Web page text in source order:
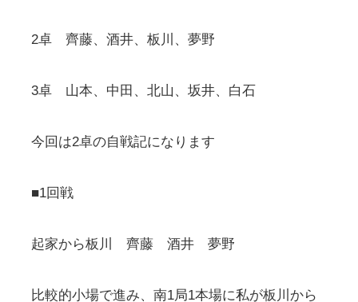
2卓 齊藤、酒井、板川、夢野
3卓 山本、中田、北山、坂井、白石
今回は2卓の自戦記になります
■1回戦
起家から板川 齊藤 酒井 夢野
比較的小場で進み、南1局1本場に私が板川から